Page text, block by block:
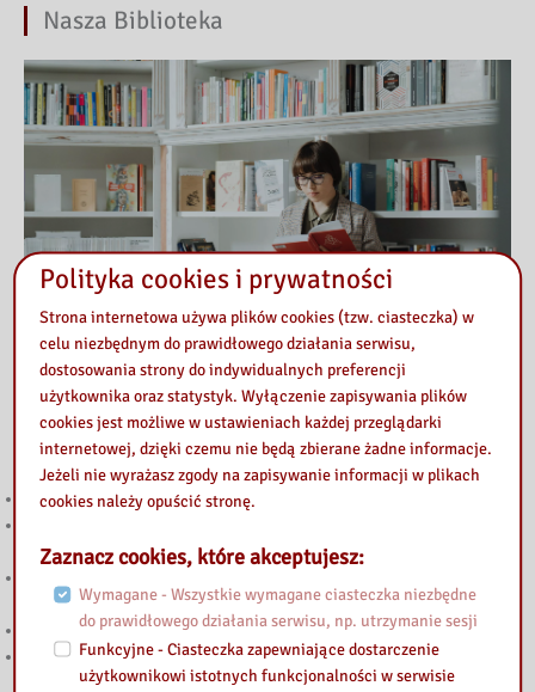
Nasza Biblioteka
Przeczytaj
Głosuj w Budżecie Obywatelskim Mazowsza 2026!
Bitwy pod Jeziorami
w bibliotece
Biblioteka jak z bajki – tak świętowaliśmy Tydzień Bibliotek!
Z biblioteką w świat opowieści
Polityka cookies i prywatności
Strona internetowa używa plików cookies (tzw. ciasteczka) w
celu niezbędnym do prawidłowego działania serwisu,
dostosowania strony do indywidualnych preferencji
użytkownika oraz statystyk. Wyłączenie zapisywania plików
cookies jest możliwe w ustawieniach każdej przeglądarki
internetowej, dzięki czemu nie będą zbierane żadne informacje.
Jeżeli nie wyrażasz zgody na zapisywanie informacji w plikach
cookies należy opuścić stronę.
Zaznacz cookies, które akceptujesz:
Wymagane - Wszystkie wymagane ciasteczka niezbędne
do prawidłowego działania serwisu, np. utrzymanie sesji
Funkcyjne - Ciasteczka zapewniające dostarczenie
użytkownikowi istotnych funkcjonalności w serwisie